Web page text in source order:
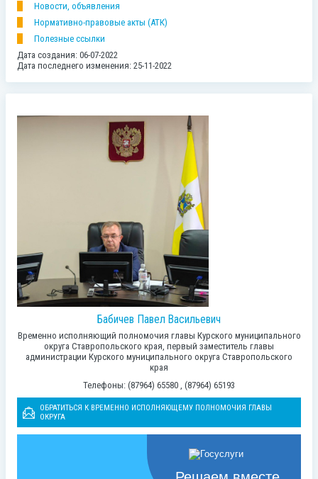
Новости, объявления
Нормативно-правовые акты (АТК)
Полезные ссылки
Дата создания: 06-07-2022
Дата последнего изменения: 25-11-2022
Бабичев Павел Васильевич
Временно исполняющий полномочия главы Курского муниципального
округа Ставропольского края, первый заместитель главы
администрации Курского муниципального округа Ставропольского
края
Телефоны: (87964) 65580 , (87964) 65193
ОБРАТИТЬСЯ К ВРЕМЕННО ИСПОЛНЯЮЩЕМУ ПОЛНОМОЧИЯ ГЛАВЫ
ОКРУГА